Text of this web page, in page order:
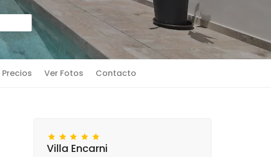
Precios Ver Fotos Contacto
Villa Encarni